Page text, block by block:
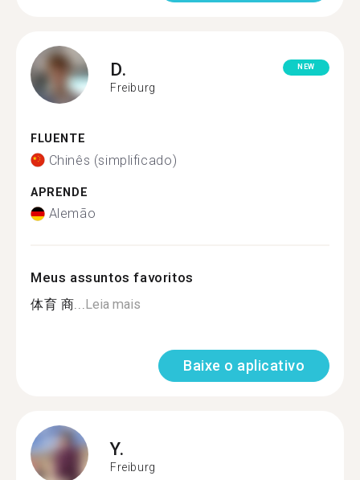
D.
Freiburg
NEW
FLUENTE
Chinês (simplificado)
APRENDE
Alemão
Meus assuntos favoritos
体育 商...Leia mais
Baixe o aplicativo
Y.
Freiburg